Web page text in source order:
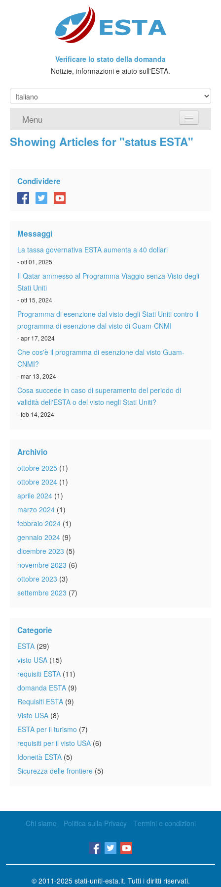
Verificare lo stato della domanda
Notizie, informazioni e aiuto sull'ESTA.
Menu
Home
Che cos'è l'ESTA?
Viaggio senza Visto
ESTA info
Contatto
Showing Articles for "status ESTA"
Condividere
Messaggi
La tassa governativa ESTA aumenta a 40 dollari
- ott 01, 2025
Il Qatar ammesso al Programma Viaggio senza Visto degli
Stati Uniti
- ott 15, 2024
Programma di esenzione dal visto degli Stati Uniti contro il
programma di esenzione dal visto di Guam-CNMI
- apr 17, 2024
Che cos'è il programma di esenzione dal visto Guam-
CNMI?
- mar 13, 2024
Cosa succede in caso di superamento del periodo di
validità dell'ESTA o del visto negli Stati Uniti?
- feb 14, 2024
Archivio
ottobre 2025 (1)
ottobre 2024 (1)
aprile 2024 (1)
marzo 2024 (1)
febbraio 2024 (1)
gennaio 2024 (9)
dicembre 2023 (5)
novembre 2023 (6)
ottobre 2023 (3)
settembre 2023 (7)
Categorie
ESTA (29)
visto USA (15)
requisiti ESTA (11)
domanda ESTA (9)
Requisiti ESTA (9)
Visto USA (8)
ESTA per il turismo (7)
requisiti per il visto USA (6)
Idoneità ESTA (5)
Sicurezza delle frontiere (5)
Chi siamo Politica sulla Privacy Termini e condizioni
© 2011-2025 stati-uniti-esta.it. Tutti i diritti riservati.